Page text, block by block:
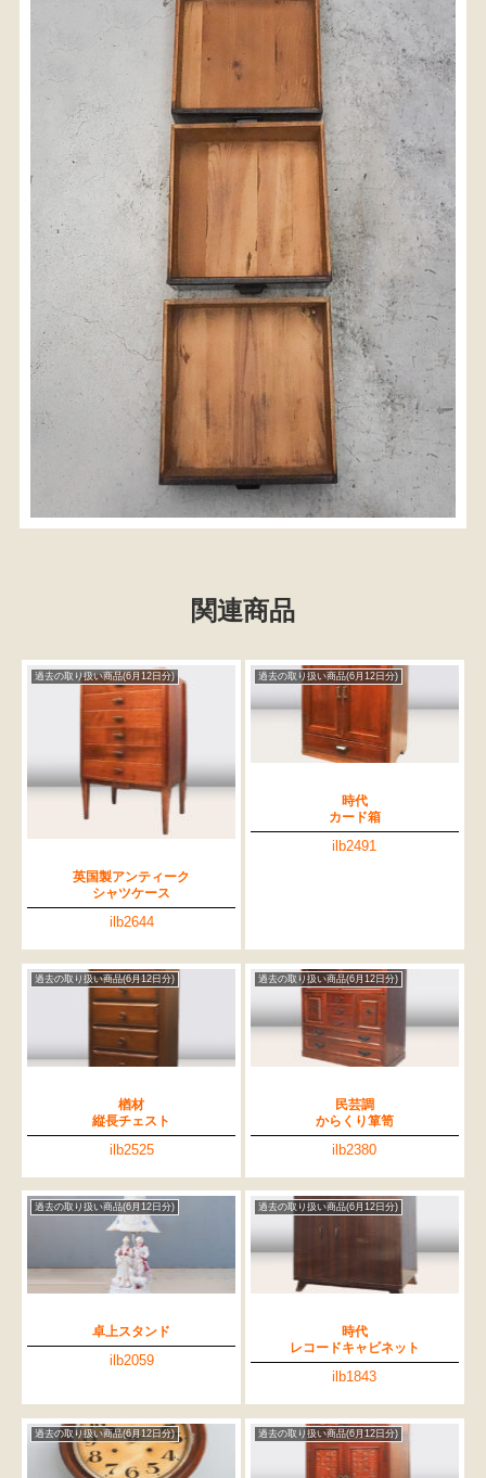
関連商品
過去の取り扱い商品(6月12日分)
英国製アンティーク
シャツケース
ilb2644
過去の取り扱い商品(6月12日分)
時代
カード箱
ilb2491
過去の取り扱い商品(6月12日分)
楢材
縦長チェスト
ilb2525
過去の取り扱い商品(6月12日分)
民芸調
からくり箪笥
ilb2380
過去の取り扱い商品(6月12日分)
卓上スタンド
ilb2059
過去の取り扱い商品(6月12日分)
時代
レコードキャビネット
ilb1843
過去の取り扱い商品(6月12日分) 過去の取り扱い商品(6月12日分)